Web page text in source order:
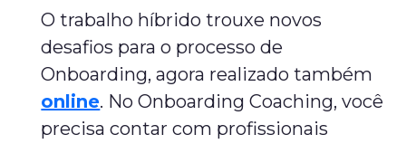
O trabalho híbrido trouxe novos
desafios para o processo de
Onboarding, agora realizado também
online. No Onboarding Coaching, você
precisa contar com profissionais